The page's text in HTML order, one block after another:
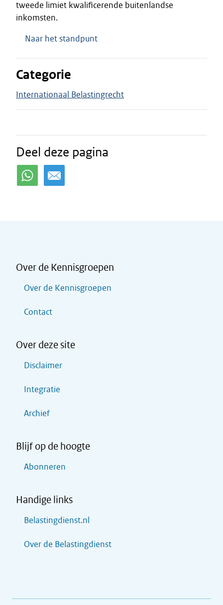
tweede limiet kwalificerende buitenlandse
inkomsten.
Naar het standpunt
Categorie
Internationaal Belastingrecht
Deel deze pagina
Over de Kennisgroepen
Over de Kennisgroepen
Contact
Over deze site
Disclaimer
Integratie
Archief
Blijf op de hoogte
Abonneren
Handige links
Belastingdienst.nl
Over de Belastingdienst